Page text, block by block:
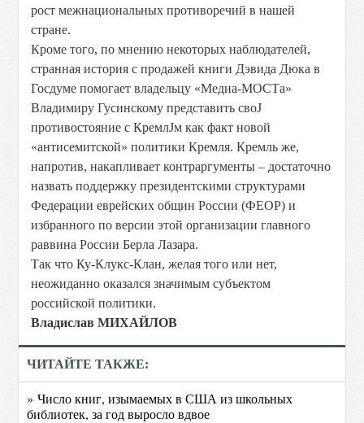
рост межнациональных противоречий в нашей
стране.
Кроме того, по мнению некоторых наблюдателей,
странная история с продажей книги Дэвида Дюка в
Госдуме помогает владельцу «Медиа-МОСТа»
Владимиру Гусинскому представить своЈ
противостояние с КремлЈм как факт новой
«антисемитской» политики Кремля. Кремль же,
напротив, накапливает контраргументы – достаточно
назвать поддержку президентскими структурами
Федерации еврейских общин России (ФЕОР) и
избранного по версии этой организации главного
раввина России Берла Лазара.
Так что Ку-Клукс-Клан, желая того или нет,
неожиданно оказался значимым субъектом
российской политики.
Владислав МИХАЙЛОВ
ЧИТАЙТЕ ТАКЖЕ:
» Число книг, изымаемых в США из школьных
библиотек, за год выросло вдвое